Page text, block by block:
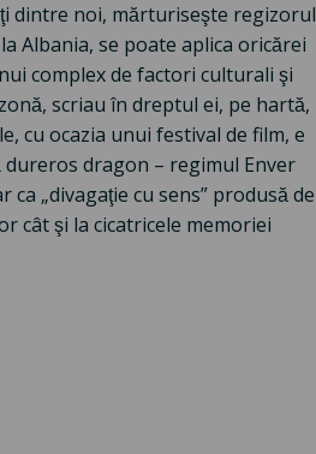
dintre noi, mărturiseşte regizorul
Albania, se poate aplica oricărei
complex de factori culturali şi
scriau în dreptul ei, pe hartă,
cu ocazia unui festival de film, e
dragon – regimul Enver
„divagaţie cu sens” produsă de
cât şi la cicatricele memoriei